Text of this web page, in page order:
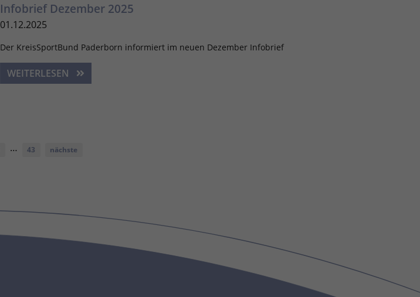
Infobrief Dezember 2025
01.12.2025
Der KreisSportBund Paderborn informiert im neuen Dezember Infobrief
WEITERLESEN
… 43 nächste